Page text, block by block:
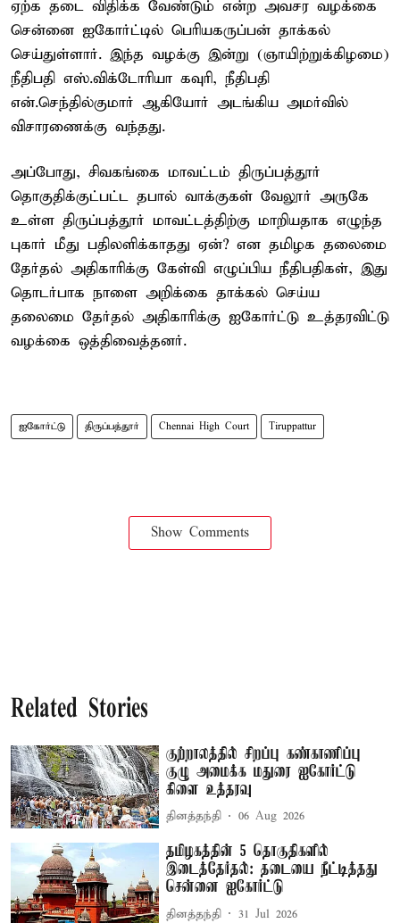
ஏற்க தடை விதிக்க வேண்டும் என்ற அவசர வழக்கை
சென்னை ஐகோர்ட்டில் பெரியகருப்பன் தாக்கல்
செய்துள்ளார். இந்த வழக்கு இன்று (ஞாயிற்றுக்கிழமை)
நீதிபதி எஸ்.விக்டோரியா கவுரி, நீதிபதி
என்.செந்தில்குமார் ஆகியோர் அடங்கிய அமர்வில்
விசாரணைக்கு வந்தது.
அப்போது, சிவகங்கை மாவட்டம் திருப்பத்தூர்
தொகுதிக்குட்பட்ட தபால் வாக்குகள் வேலூர் அருகே
உள்ள திருப்பத்தூர் மாவட்டத்திற்கு மாறியதாக எழுந்த
புகார் மீது பதிலளிக்காதது ஏன்? என தமிழக தலைமை
தேர்தல் அதிகாரிக்கு கேள்வி எழுப்பிய நீதிபதிகள், இது
தொடர்பாக நாளை அறிக்கை தாக்கல் செய்ய
தலைமை தேர்தல் அதிகாரிக்கு ஐகோர்ட்டு உத்தரவிட்டு
வழக்கை ஒத்திவைத்தனர்.
ஐகோர்ட்டு திருப்பத்தூர் Chennai High Court Tiruppattur
Show Comments
Related Stories
குற்றாலத்தில் சிறப்பு கண்காணிப்பு
குழு அமைக்க மதுரை ஐகோர்ட்டு
கிளை உத்தரவு
தினத்தந்தி 06 Aug 2026
தமிழகத்தின் 5 தொகுதிகளில்
இடைத்தேர்தல்: தடையை நீட்டித்தது
சென்னை ஐகோர்ட்டு
தினத்தந்தி 31 Jul 2026